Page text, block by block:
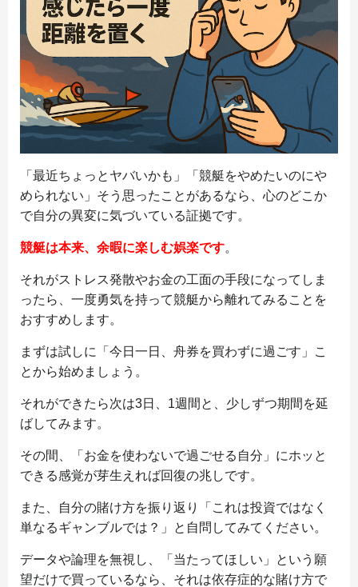
「最近ちょっとヤバいかも」「競艇をやめたいのにや
められない」そう思ったことがあるなら、心のどこか
で自分の異変に気づいている証拠です。
競艇は本来、余暇に楽しむ娯楽です。
それがストレス発散やお金の工面の手段になってしま
ったら、一度勇気を持って競艇から離れてみることを
おすすめします。
まずは試しに「今日一日、舟券を買わずに過ごす」こ
とから始めましょう。
それができたら次は3日、1週間と、少しずつ期間を延
ばしてみます。
その間、「お金を使わないで過ごせる自分」にホッと
できる感覚が芽生えれば回復の兆しです。
また、自分の賭け方を振り返り「これは投資ではなく
単なるギャンブルでは？」と自問してみてください。
データや論理を無視し、「当たってほしい」という願
望だけで買っているなら、それは依存症的な賭け方で